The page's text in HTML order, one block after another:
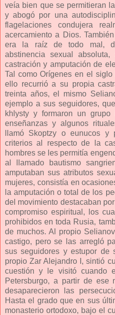
veía bien que se permitieran
y abogó por una
flagelaciones condujera
acercamiento a Dios.
era la raíz de todo mal,
abstinencia sexual
castración y amputación de
Tal como Orígenes en el
ello recurrió a su propia
treinta años, el mismo
ejemplo a sus seguidores,
khlysty y formaron un grupo
enseñanzas y algunos
llamó Skoptzy o eunucos y
criterios al respecto de la
hombres se les permitía
al llamado bautismo
amputaban sus atributos
mujeres, consistía en
la amputación o total de los
del movimiento destacaban
compromiso espiritual, los
prohibidos en toda Rusia,
de muchos. Al propio
castigo, pero se las arregló
sus seguidores y estupor de
propio Zar Alejandro I, sintió
cuestión y le visitó cuando
Petersburgo, a partir de ese
desaparecieron las
Hasta el grado que en sus
monasterio ortodoxo, bajo el